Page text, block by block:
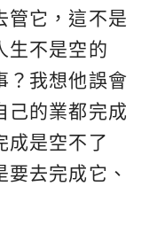
管它，這不是
生不是空的
？我想他誤會
己的業都完成
成是空不了
去完成它、